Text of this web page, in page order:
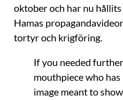
oktober och har nu
Hamas
tortyr och krigföring.
If you needed
mouthpiece who
image meant to